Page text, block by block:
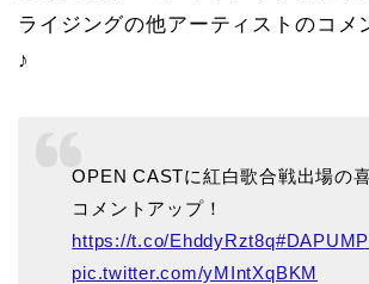
ライジングの他アーティストのコメ
♪
OPEN CASTに紅白歌合戦出場の
コメントアップ！
https://t.co/EhddyRzt8q#DAPUMP
pic.twitter.com/yMIntXqBKM